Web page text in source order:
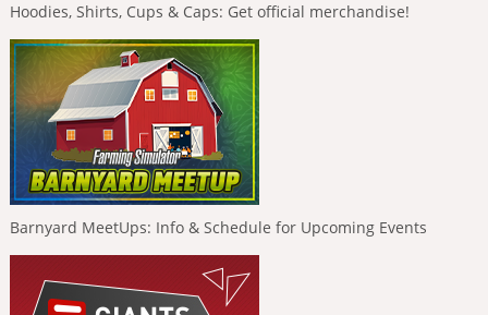
Hoodies, Shirts, Cups & Caps: Get official merchandise!
Barnyard MeetUps: Info & Schedule for Upcoming Events